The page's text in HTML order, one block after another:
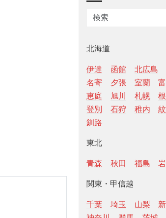
北海道
伊達 函館 北広島
名寄
夕張 室蘭
恵庭
旭川 札幌
登別
石狩 稚内
釧路
東北
青森 秋田 福島
関東・甲信越
千葉 埼玉 山梨